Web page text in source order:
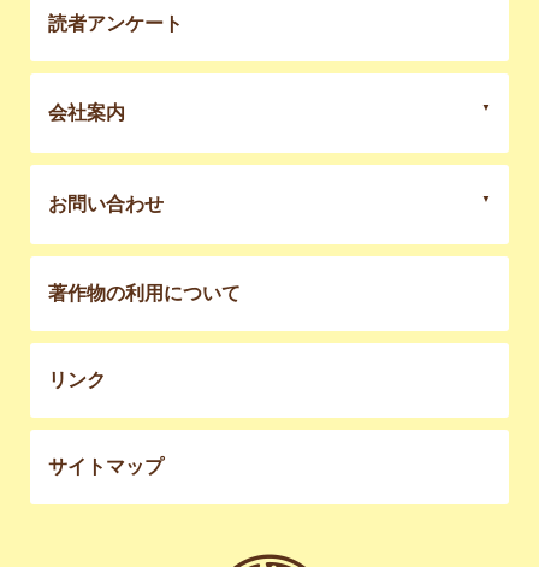
読者アンケート
会社案内
お問い合わせ
著作物の利用について
リンク
サイトマップ